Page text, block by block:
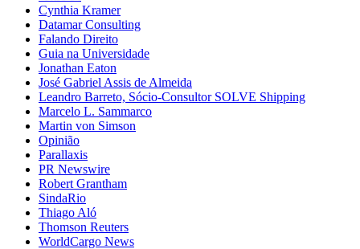
Cynthia Kramer
Datamar Consulting
Falando Direito
Guia na Universidade
Jonathan Eaton
José Gabriel Assis de Almeida
Leandro Barreto, Sócio-Consultor SOLVE Shipping
Marcelo L. Sammarco
Martin von Simson
Opinião
Parallaxis
PR Newswire
Robert Grantham
SindaRio
Thiago Aló
Thomson Reuters
WorldCargo News